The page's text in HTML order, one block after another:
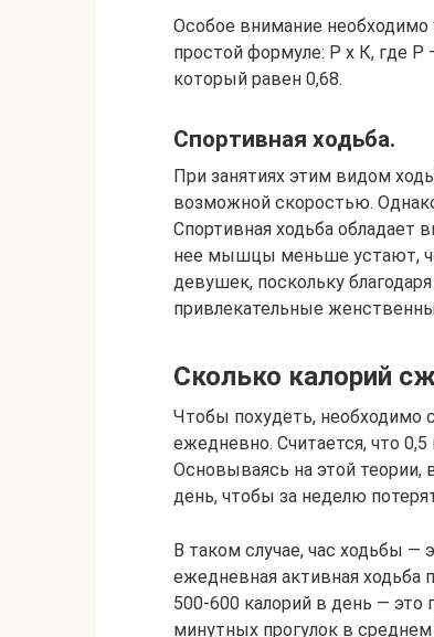
Особое внимание необходимо
простой формуле: Р х К, где
который равен 0,68.
Спортивная ходьба.
При занятиях этим видом
возможной скоростью.
Спортивная ходьба
нее мышцы меньше устают,
девушек, поскольку
привлекательные
Сколько калорий
Чтобы похудеть, необходимо
ежедневно. Считается, что
Основываясь на этой
день, чтобы за неделю
В таком случае, час ходьбы —
ежедневная активная ходьба
500-600 калорий в день —
минутных прогулок в